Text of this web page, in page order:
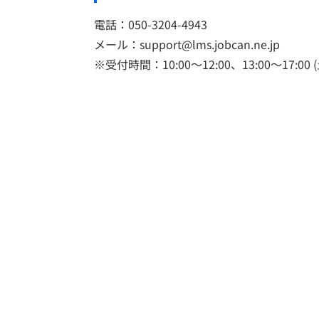
電話：050-3204-4943
メール：support@lms.jobcan.ne.jp
※受付時間：10:00～12:00、13:00～17:00